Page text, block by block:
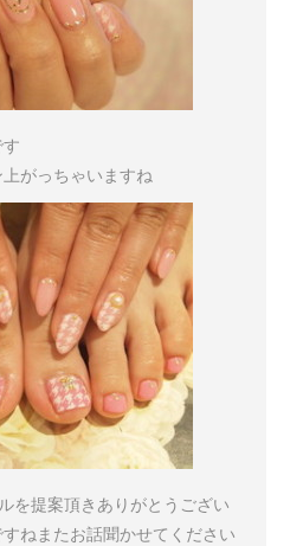
がっちゃいますね
を提案頂きありがとうござい
ね またお話聞かせてください